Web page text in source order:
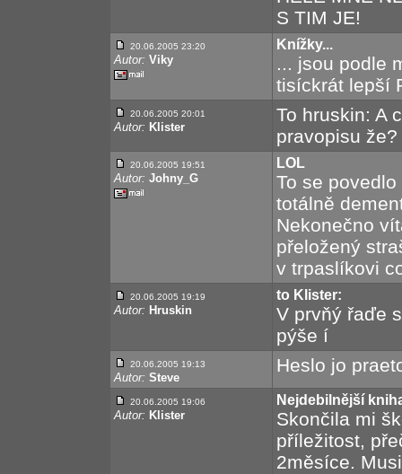
S TIM JE!
20.06.2005 23:20
Autor: Viky
Knížky...
... jsou podle
tisíckrát lepší
20.06.2005 20:01
Autor: Klister
To hruskin: A
pravopisu že?
20.06.2005 19:51
Autor: Johny_G
LOL
To se
totálně
Nekonečno
přeložený
v trpaslíkovi
20.06.2005 19:19
Autor: Hruskin
to Klister:
V prvňý řaďe
pýše í
20.06.2005 19:13
Autor: Steve
Heslo jo
20.06.2005 19:06
Autor: Klister
Nejdebilnější
Skončila mi
příležitost,
2měsíce.